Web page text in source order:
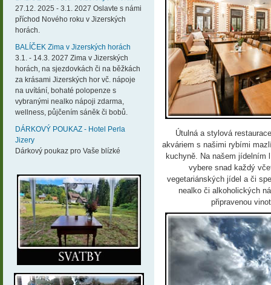
27.12. 2025 - 3.1. 2027 Oslavte s námi
příchod Nového roku v Jizerských
horách.
BALÍČEK Zima v Jizerských horách
3.1. - 14.3. 2027 Zima v Jizerských
horách, na sjezdovkách či na běžkách
za krásami Jizerských hor vč. nápoje
na uvítání, bohaté polopenze s
vybranými nealko nápoji zdarma,
wellness, půjčením sáněk či bobů.
DÁRKOVÝ POUKAZ - Hotel Perla
Jizery
Dárkový poukaz pro Vaše blízké
Útulná a stylová
akváriem s našimi rybími
kuchyně. Na našem jídelním
vybere snad každý
vegetariánských jídel a či
nealko či alkoholických
připravenou